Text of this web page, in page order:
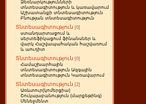
Ձեռնարկությունների
տնտեսագիտություն և կառավարում
Աշխատանքի տնտեսագիտություն
Բնության տնտեսագիտություն
Տնտեսագիտություն [0]
ստանդարտացում և
սերտեֆիկացում ֆինանսներ և
վարկ Հաշվապահական հաշվառում
և աուդիտ
Տնտեսագիտություն [0]
Համաշխարհային
տնտեսագիտություն Ազգային
տնտեսագիտություն Կառավարում
Տնտեսագիտություն [2]
Առևտուր(կոմերցիա)
Շուկայաբանություն (մարքեթինգ)
Մենեջմենտ